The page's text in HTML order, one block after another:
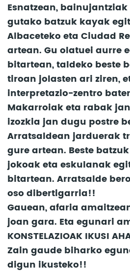
Esnatzean,
gutako batzuk kayak
Albaceteko eta Ciudad
artean. Gu olatuei aurre
bitartean, taldeko beste
tiroan jolasten ari ziren,
interpretazio-zentro
Makarroiak eta rabak
izozkia jan dugu postre
Arratsaldean jarduerak
gure artean. Beste
jokoak eta eskulanak
bitartean. Arratsalde
oso dibertigarria!!
Gauean, afaria
joan gara. Eta egunari
KONSTELAZIOAK IKUSI
Zain gaude biharko
digun ikusteko!!